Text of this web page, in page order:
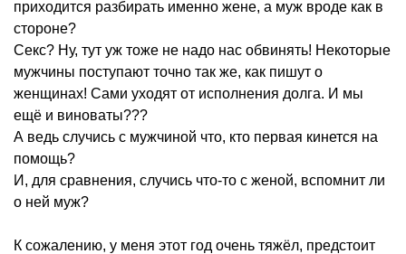
приходится разбирать именно жене, а муж вроде как в
стороне?
Секс? Ну, тут уж тоже не надо нас обвинять! Некоторые
мужчины поступают точно так же, как пишут о
женщинах! Сами уходят от исполнения долга. И мы
ещё и виноваты???
А ведь случись с мужчиной что, кто первая кинется на
помощь?
И, для сравнения, случись что-то с женой, вспомнит ли
о ней муж?
К сожалению, у меня этот год очень тяжёл, предстоит